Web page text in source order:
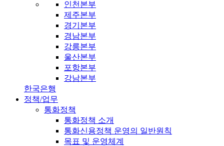
인천본부
제주본부
경기본부
경남본부
강릉본부
울산본부
포항본부
강남본부
한국은행
정책/업무
통화정책
통화정책 소개
통화신용정책 운영의 일반원칙
목표 및 운영체계